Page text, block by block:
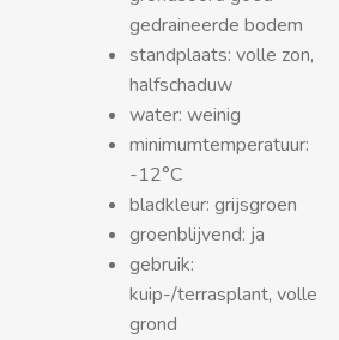
gedraineerde bodem
standplaats: volle zon,
halfschaduw
water: weinig
minimumtemperatuur:
-12°C
bladkleur: grijsgroen
groenblijvend: ja
gebruik:
kuip-/terrasplant, volle
grond